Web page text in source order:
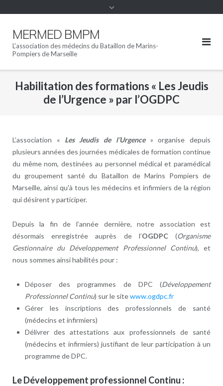
MERMED BMPM
L'association des médecins du Bataillon de Marins-
Pompiers de Marseille
Habilitation des formations « Les Jeudis
de l’Urgence » par l’OGDPC
L’association « Les Jeudis de l’Urgence» organise depuis
plusieurs années des journées médicales de formation continue
du même nom, destinées au personnel médical et paramédical
du groupement santé du Bataillon de Marins Pompiers de
Marseille, ainsi qu'à tous les médecins et infirmiers de la région
qui désirent y participer.
Depuis la fin de l’année dernière, notre association est
désormais enregistrée auprès de l’OGDPC(Organisme
Gestionnaire du Développement Professionnel Continu), et
nous sommes ainsi habilités pour :
Déposer des programmes de DPC (Développement
Professionnel Continu) sur le sitewww.ogdpc.fr
Gérer les inscriptions des professionnels de santé
(médecins et infirmiers)
Délivrer des attestations aux professionnels de santé
(médecins et infirmiers) justifiant de leur participation à un
programme de DPC.
Le Développement professionnel Continu :